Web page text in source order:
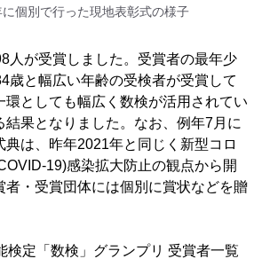
個別で行った現地表彰式の様子
人が受賞しました。受賞者の最年少
歳と幅広い年齢の受検者が受賞して
環としても幅広く数検が活用されてい
結果となりました。なお、例年7月に
典は、昨年2021年と同じく新型コロ
19)感染拡大防止の観点から開
者・受賞団体には個別に賞状などを贈
検定「数検」グランプリ 受賞者一覧